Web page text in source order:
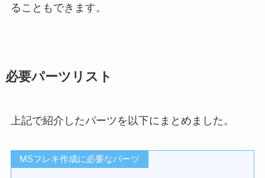
ることもできます。
必要パーツリスト
上記で紹介したパーツを以下にまとめました。
MSフレキ作成に必要なパーツ